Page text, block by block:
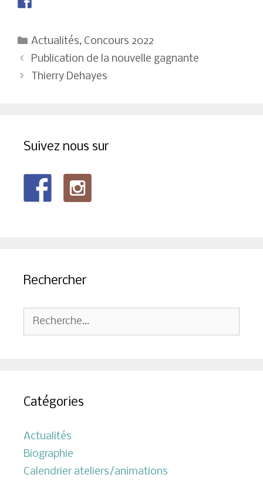
Catégories
Actualités, Concours 2022
Navigation
des
Publication de la nouvelle gagnante
Thierry Dehayes
Suivez nous sur
Rechercher
Rechercher :
Catégories
Actualités
Biographie
Calendrier ateliers/animations